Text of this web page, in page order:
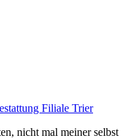
Filiale Trier
nicht mal meiner selbst